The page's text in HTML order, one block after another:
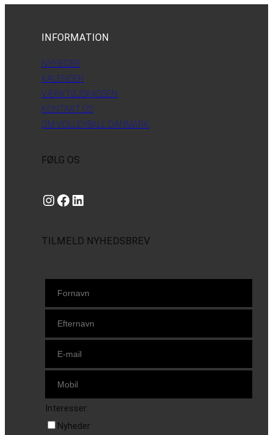
INFORMATION
NYHEDER
KALENDER
VÆRKTØJSKASSEN
KONTAKT OS
OM VOLLEYBALL DANMARK
FØLG OS
Instagram https://www.facebook.com/danishbeachvolleytour LinkedIn
TILMELD NYHEDSBREV
Interesser:
Nyheder